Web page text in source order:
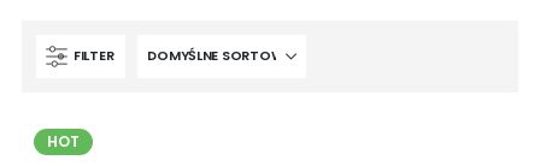
FILTER
HOT